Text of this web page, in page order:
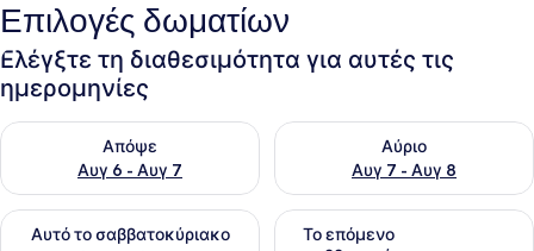
Επιλογές δωματίων
Ελέγξτε τη διαθεσιμότητα για αυτές τις
ημερομηνίες
Απόψε
Αυγ 6 - Αυγ 7
Έλεγχος διαθεσιμότητας για απόψε Αυγ 6 - Αυγ 7
Αύριο
Αυγ 7 - Αυγ 8
Έλεγχος διαθεσιμότητας
Αυτό το σαββατοκύριακο
Έλεγχος διαθεσιμότητας για αυτό το σαββατοκύριακο
Το επόμενο
Έλεγχος διαθεσιμότητας